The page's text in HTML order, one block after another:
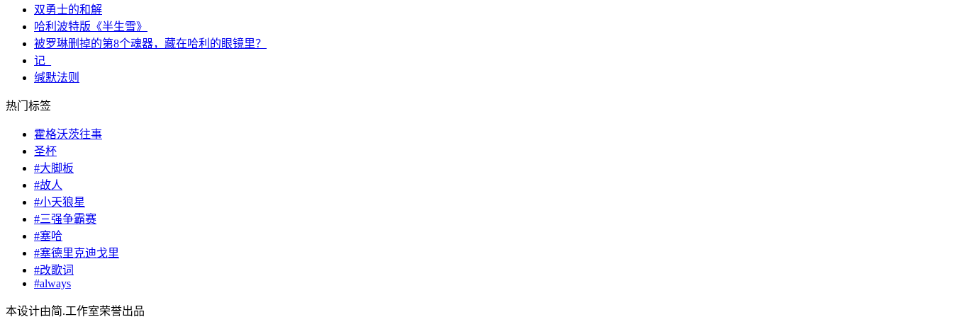
双勇士的和解
哈利波特版《半生雪》
被罗琳删掉的第8个魂器，藏在哈利的眼镜里？
记_
缄默法则
热门标签
霍格沃茨往事
圣杯
#大脚板
#故人
#小天狼星
#三强争霸赛
#塞哈
#塞德里克迪戈里
#改歌词
#always
本设计由简.工作室荣誉出品